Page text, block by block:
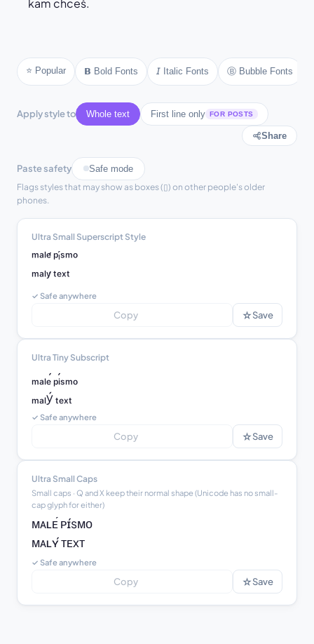
⭐ Popular 𝗕 Bold Fonts 𝘐 Italic Fonts Ⓑ Bubble Fonts
Apply style to Whole text First line only FOR POSTS
Share
Paste safety
Safe mode
Flags styles that may show as boxes (▯) on other people's older
phones.
Ultra Small Superscript Style
ᵐᵃˡᵉ́ ᵖᶦ́ˢᵐᵒ
ᵐᵃˡʸ́ ᵗᵉˣᵗ
✓ Safe anywhere
Copy ☆Save
Ultra Tiny Subscript
ₘₐₗₑ́ ₚᵢ́ₛₘₒ
ₘₐₗý ₜₑₓₜ
✓ Safe anywhere
Copy ☆Save
Ultra Small Caps
Small caps · Q and X keep their normal shape (Unicode has no small-
cap glyph for either)
ᴍᴀʟᴇ́ ᴘɪ́sᴍᴏ
ᴍᴀʟʏ́ ᴛᴇxᴛ
✓ Safe anywhere
Copy ☆Save